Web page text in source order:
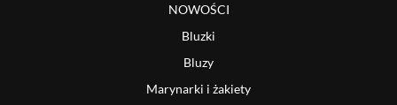
NOWOŚCI
Bluzki
Bluzy
Marynarki i żakiety